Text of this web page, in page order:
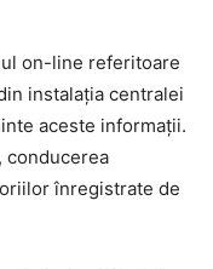
on-line referitoare
instalația centralei
aceste informații.
conducerea
înregistrate de